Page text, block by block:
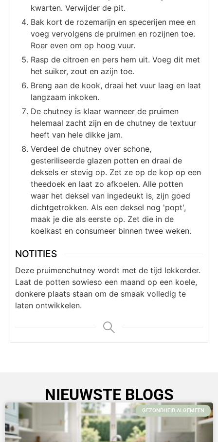
kwarten. Verwijder de pit.
Bak kort de rozemarijn en specerijen mee en
voeg vervolgens de pruimen en rozijnen toe.
Roer even om op hoog vuur.
Rasp de citroen en pers hem uit. Voeg dit met
het suiker, zout en azijn toe.
Breng aan de kook, draai het vuur laag en laat
langzaam inkoken.
De chutney is klaar wanneer de pruimen
helemaal zacht zijn en de chutney de textuur
heeft van hele dikke jam.
Verdeel de chutney over schone,
gesteriliseerde glazen potten en draai de
deksels er stevig op. Zet ze op de kop op een
theedoek en laat zo afkoelen. Alle potten
waar het deksel van ingedeukt is, zijn goed
dichtgetrokken. Als een deksel nog 'popt',
maak je die als eerste op. Zet die in de
koelkast en consumeer binnen twee weken.
NOTITIES
Deze pruimenchutney wordt met de tijd lekkerder.
Laat de potten sowieso een maand op een koele,
donkere plaats staan om de smaak volledig te
laten ontwikkelen.
NIEUWSTE BLOGS
GEZONDHEID ALGEMEEN